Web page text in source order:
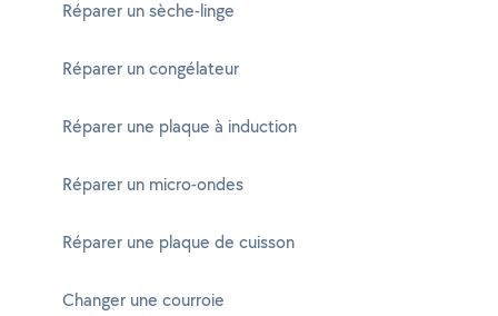
Réparer un sèche-linge
Réparer un congélateur
Réparer une plaque à induction
Réparer un micro-ondes
Réparer une plaque de cuisson
Changer une courroie